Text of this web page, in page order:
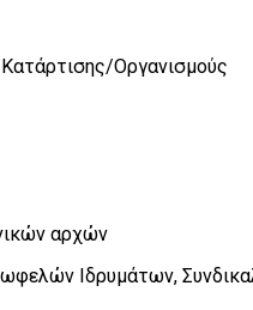
Οργανισμούς
αρχών
Ιδρυμάτων,